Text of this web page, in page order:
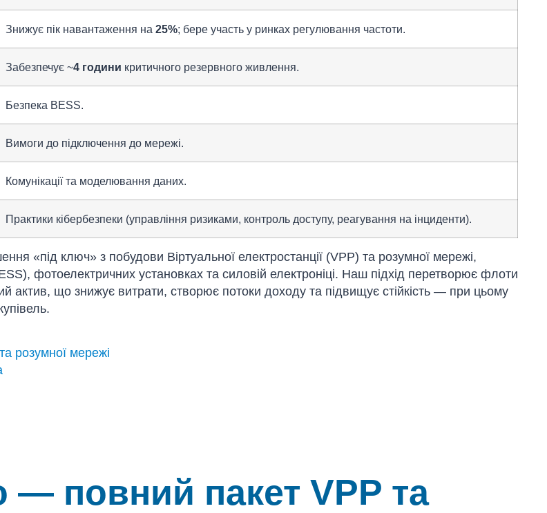
Знижує пік навантаження на 25%; бере участь у ринках регулювання частоти.
Забезпечує ~4 години критичного резервного живлення.
Безпека BESS.
Вимоги до підключення до мережі.
Комунікації та моделювання даних.
Практики кібербезпеки (управління ризиками, контроль доступу, реагування на інциденти).
«під ключ» з побудови Віртуальної електростанції (VPP) та розумної мережі,
фотоелектричних установках та силовій електроніці. Наш підхід перетворює флоти
актив, що знижує витрати, створює потоки доходу та підвищує стійкість — при цьому
розумної мережі
повний пакет VPP та